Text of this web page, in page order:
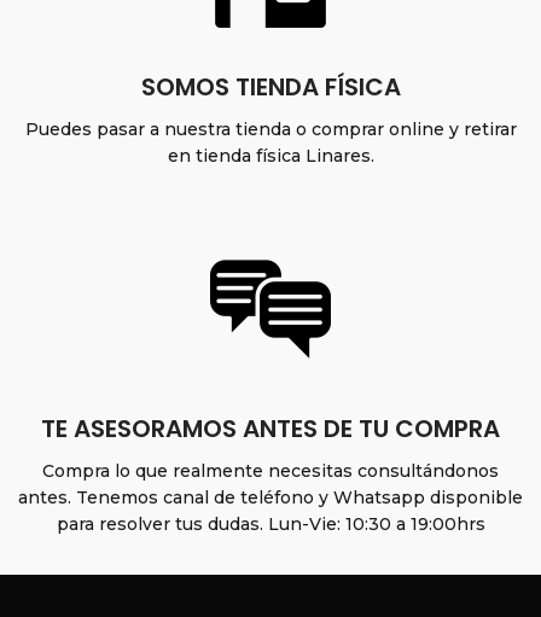
SOMOS TIENDA FÍSICA
Puedes pasar a nuestra tienda o comprar online y retirar
en tienda física Linares.
TE ASESORAMOS ANTES DE TU COMPRA
Compra lo que realmente necesitas consultándonos
antes. Tenemos canal de teléfono y Whatsapp disponible
para resolver tus dudas. Lun-Vie: 10:30 a 19:00hrs